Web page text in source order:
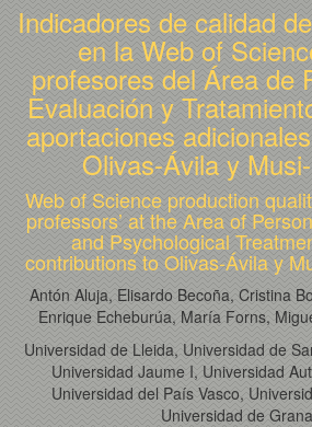
Indicadores de calidad
en la Web of
profesores del Área de
Evaluación y
aportaciones
Olivas-Ávila y
Web of Science production
professors’ at the Area of
and Psychological
contributions to Olivas-Ávila y
Antón Aluja, Elisardo Becoña, Cristina
Enrique Echeburúa, María Forns,
Universidad de Lleida, Universidad de
Universidad Jaume I, Universidad
Universidad del País Vasco,
Universidad de